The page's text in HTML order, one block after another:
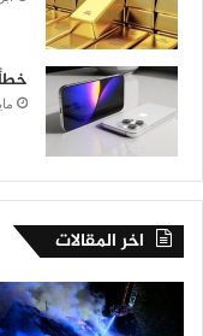
مايو
اخر المقالات